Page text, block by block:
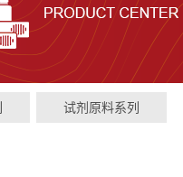
试剂原料系列